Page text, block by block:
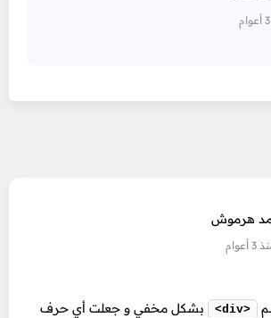
هرموش
أعوام
<div> بشكل مخفي و جعلت أي حرف